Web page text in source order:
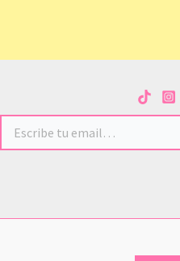
Escribe tu email…